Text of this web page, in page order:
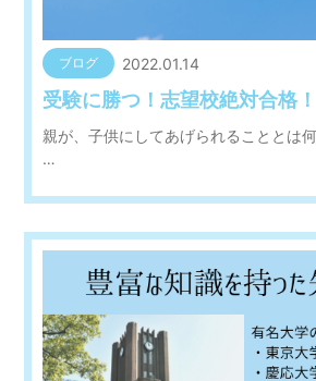
ブログ 2022.01.14
受験に勝つ！志望校絶対合格！
親が、子供にしてあげられることとは
…